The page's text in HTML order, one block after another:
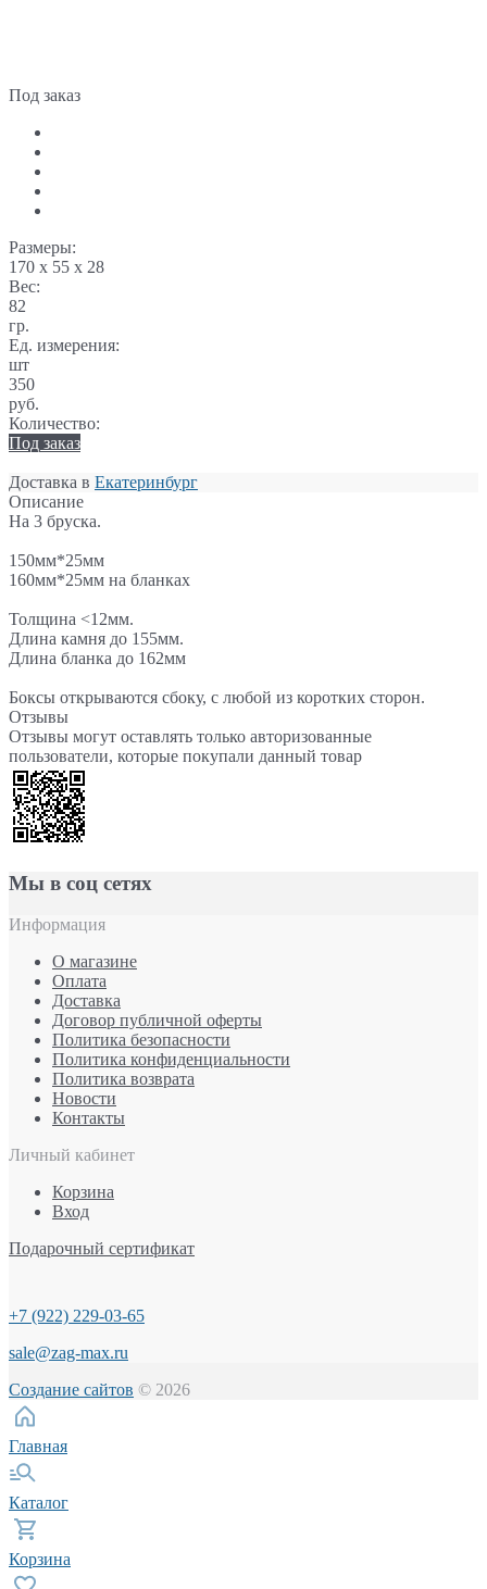
Под заказ
Размеры:
170 x 55 x 28
Вес:
82
гр.
Ед. измерения:
шт
350
руб.
Количество:
Под заказ
Доставка в Екатеринбург
Описание
На 3 бруска.
150мм*25мм
160мм*25мм на бланках
Толщина <12мм.
Длина камня до 155мм.
Длина бланка до 162мм
Боксы открываются сбоку, с любой из коротких сторон.
Отзывы
Отзывы могут оставлять только авторизованные
пользователи, которые покупали данный товар
Мы в соц сетях
Информация
О магазине
Оплата
Доставка
Договор публичной оферты
Политика безопасности
Политика конфиденциальности
Политика возврата
Новости
Контакты
Личный кабинет
Корзина
Вход
Подарочный сертификат
+7 (922) 229-03-65
sale@zag-max.ru
Создание сайтов © 2026
Главная
Каталог
Корзина